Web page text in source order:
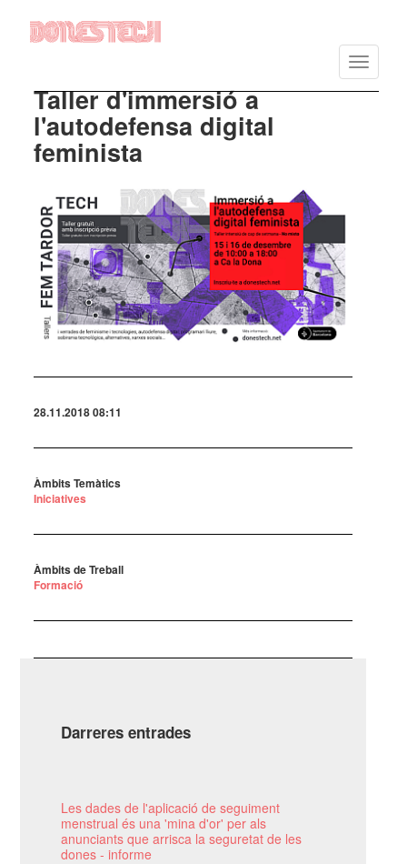
Vés
Toggle
Taller d'immersió a
l'autodefensa digital
feminista
28.11.2018 08:11
Àmbits Temàtics
Iniciatives
Àmbits de Treball
Formació
Darreres entrades
Les dades de l'aplicació de seguiment
menstrual és una 'mina d'or' per als
anunciants que arrisca la seguretat de les
dones - informe